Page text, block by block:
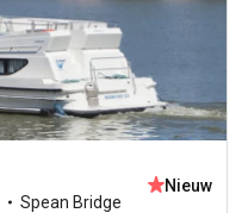
Spean Bridge
Nieuw